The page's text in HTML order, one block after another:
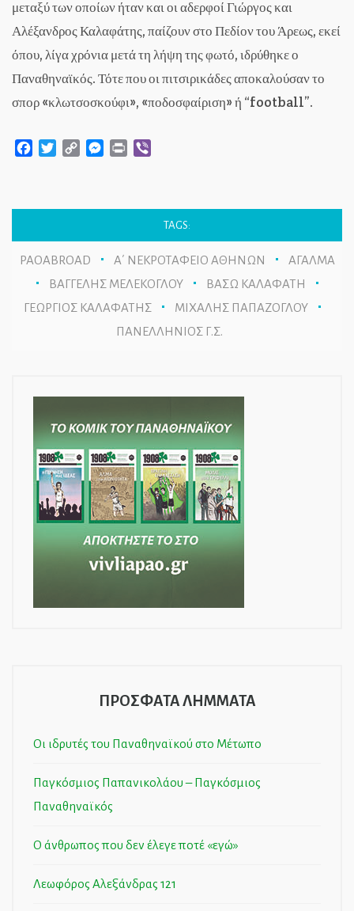
μεταξύ των οποίων ήταν και οι αδερφοί Γιώργος και
Αλέξανδρος Καλαφάτης, παίζουν στο Πεδίον του Άρεως, εκεί
όπου, λίγα χρόνια μετά τη λήψη της φωτό, ιδρύθηκε ο
Παναθηναϊκός. Τότε που οι πιτσιρικάδες αποκαλούσαν το
σπορ «κλωτσοσκούφι», «ποδοσφαίριση» ή “football”.
Facebook
Twitter
Copy
Messenger
Print
TAGS:
PAOABROAD Α΄ ΝΕΚΡΟΤΑΦΕΙΟ ΑΘΗΝΩΝ
ΑΓΑΛΜΑ
ΒΑΓΓΕΛΗΣ ΜΕΛΕΚΟΓΛΟΥ
ΒΑΣΩ ΚΑΛΑΦΑΤΗ
ΓΕΩΡΓΙΟΣ ΚΑΛΑΦΑΤΗΣ
ΜΙΧΑΛΗΣ ΠΑΠΑΖΟΓΛΟΥ
ΠΑΝΕΛΛΗΝΙΟΣ Γ.Σ.
ΠΡΟΣΦΑΤΑ ΛΗΜΜΑΤΑ
Οι ιδρυτές του Παναθηναϊκού στο Μέτωπο
Παγκόσμιος Παπανικολάου – Παγκόσμιος
Παναθηναϊκός
Ο άνθρωπος που δεν έλεγε ποτέ «εγώ»
Λεωφόρος Αλεξάνδρας 121